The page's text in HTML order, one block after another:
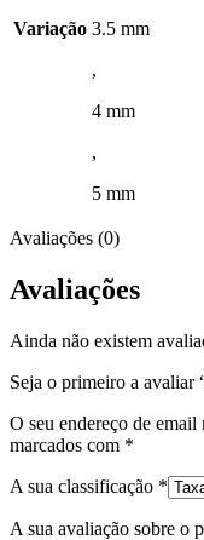
Variação 3.5 mm
,
4 mm
,
5 mm
Avaliações (0)
Avaliações
Ainda não existem
Seja o primeiro a avaliar
O seu endereço de email
marcados com *
A sua classificação *
A sua avaliação sobre o